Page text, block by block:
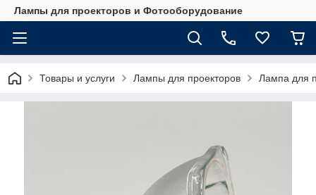
Лампы для проекторов и Фотооборудование
Товары и услуги Лампы для проекторов Лампа для